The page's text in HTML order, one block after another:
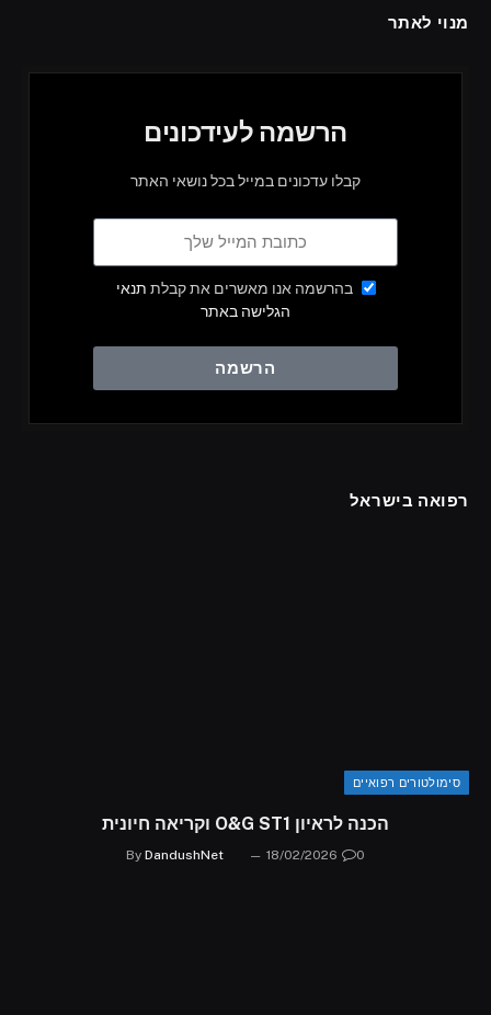
מנוי לאתר
הרשמה לעידכונים
קבלו עדכונים במייל בכל נושאי האתר
בהרשמה אנו מאשרים את קבלת תנאי
הגלישה באתר
הרשמה
רפואה בישראל
סימולטורים רפואיים
הכנה לראיון O&G ST1 וקריאה חיונית
By DandushNet 18/02/2026 0